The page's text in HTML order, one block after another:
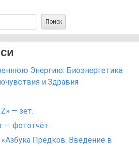
Поиск
Энергию: Биоэнергетика
и Здравия
— зет.
— фототчёт.
Предков. Введение в